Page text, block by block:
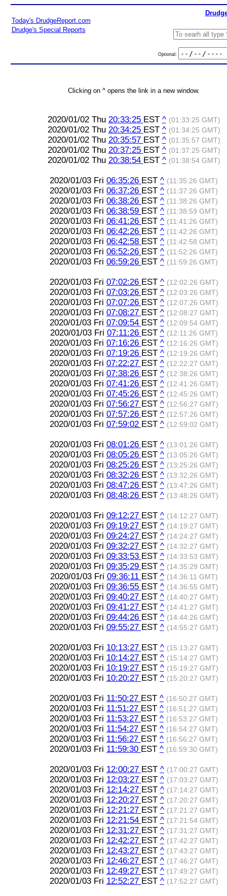
Today's DrudgeReport.com
Drudge's Special Reports
Optional:
Clicking on ^ opens the link in a new window.
2020/01/02 Thu 20:33:25 EST ^ (01:33:25 GMT)
2020/01/02 Thu 20:34:25 EST ^ (01:34:25 GMT)
2020/01/02 Thu 20:35:57 EST ^ (01:35:57 GMT)
2020/01/02 Thu 20:37:25 EST ^ (01:37:25 GMT)
2020/01/02 Thu 20:38:54 EST ^ (01:38:54 GMT)
2020/01/03 Fri 06:35:26 EST ^ (11:35:26 GMT)
2020/01/03 Fri 06:37:26 EST ^ (11:37:26 GMT)
2020/01/03 Fri 06:38:26 EST ^ (11:38:26 GMT)
2020/01/03 Fri 06:38:59 EST ^ (11:38:59 GMT)
2020/01/03 Fri 06:41:26 EST ^ (11:41:26 GMT)
2020/01/03 Fri 06:42:26 EST ^ (11:42:26 GMT)
2020/01/03 Fri 06:42:58 EST ^ (11:42:58 GMT)
2020/01/03 Fri 06:52:26 EST ^ (11:52:26 GMT)
2020/01/03 Fri 06:59:26 EST ^ (11:59:26 GMT)
2020/01/03 Fri 07:02:26 EST ^ (12:02:26 GMT)
2020/01/03 Fri 07:03:26 EST ^ (12:03:26 GMT)
2020/01/03 Fri 07:07:26 EST ^ (12:07:26 GMT)
2020/01/03 Fri 07:08:27 EST ^ (12:08:27 GMT)
2020/01/03 Fri 07:09:54 EST ^ (12:09:54 GMT)
2020/01/03 Fri 07:11:26 EST ^ (12:11:26 GMT)
2020/01/03 Fri 07:16:26 EST ^ (12:16:26 GMT)
2020/01/03 Fri 07:19:26 EST ^ (12:19:26 GMT)
2020/01/03 Fri 07:22:27 EST ^ (12:22:27 GMT)
2020/01/03 Fri 07:38:26 EST ^ (12:38:26 GMT)
2020/01/03 Fri 07:41:26 EST ^ (12:41:26 GMT)
2020/01/03 Fri 07:45:26 EST ^ (12:45:26 GMT)
2020/01/03 Fri 07:56:27 EST ^ (12:56:27 GMT)
2020/01/03 Fri 07:57:26 EST ^ (12:57:26 GMT)
2020/01/03 Fri 07:59:02 EST ^ (12:59:02 GMT)
2020/01/03 Fri 08:01:26 EST ^ (13:01:26 GMT)
2020/01/03 Fri 08:05:26 EST ^ (13:05:26 GMT)
2020/01/03 Fri 08:25:26 EST ^ (13:25:26 GMT)
2020/01/03 Fri 08:32:26 EST ^ (13:32:26 GMT)
2020/01/03 Fri 08:47:26 EST ^ (13:47:26 GMT)
2020/01/03 Fri 08:48:26 EST ^ (13:48:26 GMT)
2020/01/03 Fri 09:12:27 EST ^ (14:12:27 GMT)
2020/01/03 Fri 09:19:27 EST ^ (14:19:27 GMT)
2020/01/03 Fri 09:24:27 EST ^ (14:24:27 GMT)
2020/01/03 Fri 09:32:27 EST ^ (14:32:27 GMT)
2020/01/03 Fri 09:33:53 EST ^ (14:33:53 GMT)
2020/01/03 Fri 09:35:29 EST ^ (14:35:29 GMT)
2020/01/03 Fri 09:36:11 EST ^ (14:36:11 GMT)
2020/01/03 Fri 09:36:55 EST ^ (14:36:55 GMT)
2020/01/03 Fri 09:40:27 EST ^ (14:40:27 GMT)
2020/01/03 Fri 09:41:27 EST ^ (14:41:27 GMT)
2020/01/03 Fri 09:44:26 EST ^ (14:44:26 GMT)
2020/01/03 Fri 09:55:27 EST ^ (14:55:27 GMT)
2020/01/03 Fri 10:13:27 EST ^ (15:13:27 GMT)
2020/01/03 Fri 10:14:27 EST ^ (15:14:27 GMT)
2020/01/03 Fri 10:19:27 EST ^ (15:19:27 GMT)
2020/01/03 Fri 10:20:27 EST ^ (15:20:27 GMT)
2020/01/03 Fri 11:50:27 EST ^ (16:50:27 GMT)
2020/01/03 Fri 11:51:27 EST ^ (16:51:27 GMT)
2020/01/03 Fri 11:53:27 EST ^ (16:53:27 GMT)
2020/01/03 Fri 11:54:27 EST ^ (16:54:27 GMT)
2020/01/03 Fri 11:56:27 EST ^ (16:56:27 GMT)
2020/01/03 Fri 11:59:30 EST ^ (16:59:30 GMT)
2020/01/03 Fri 12:00:27 EST ^ (17:00:27 GMT)
2020/01/03 Fri 12:03:27 EST ^ (17:03:27 GMT)
2020/01/03 Fri 12:14:27 EST ^ (17:14:27 GMT)
2020/01/03 Fri 12:20:27 EST ^ (17:20:27 GMT)
2020/01/03 Fri 12:21:27 EST ^ (17:21:27 GMT)
2020/01/03 Fri 12:21:54 EST ^ (17:21:54 GMT)
2020/01/03 Fri 12:31:27 EST ^ (17:31:27 GMT)
2020/01/03 Fri 12:42:27 EST ^ (17:42:27 GMT)
2020/01/03 Fri 12:43:27 EST ^ (17:43:27 GMT)
2020/01/03 Fri 12:46:27 EST ^ (17:46:27 GMT)
2020/01/03 Fri 12:49:27 EST ^ (17:49:27 GMT)
2020/01/03 Fri 12:52:27 EST ^ (17:52:27 GMT)